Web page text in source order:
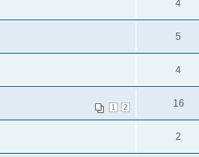
4
5
4
1 2 16
2